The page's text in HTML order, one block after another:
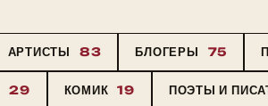
АРТИСТЫ 83 БЛОГЕРЫ 75
29 КОМИК 19 ПОЭТЫ И